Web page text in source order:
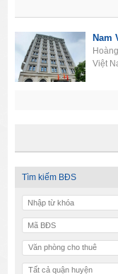
Nam
Việt
Tìm kiếm BĐS
Văn phòng cho thuê
Tất cả quận huyện